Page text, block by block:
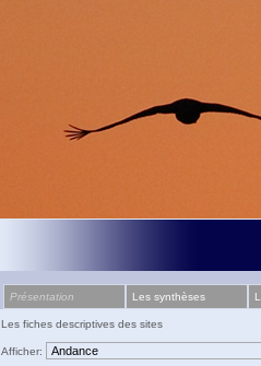
Présentation Les synthèses
Les fiches descriptives des sites
Afficher: